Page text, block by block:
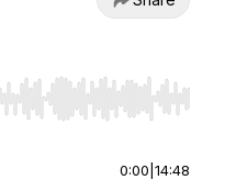
Home/End to jump
0:00 14:48